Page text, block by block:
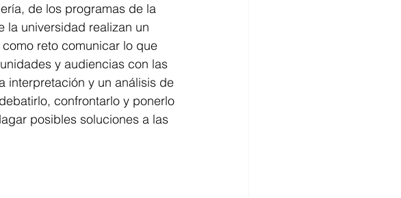
de los programas de la
la universidad realizan un
reto comunicar lo que
y audiencias con las
interpretación y un análisis de
confrontarlo y ponerlo
posibles soluciones a las